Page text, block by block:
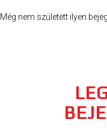
Még nem született ilyen